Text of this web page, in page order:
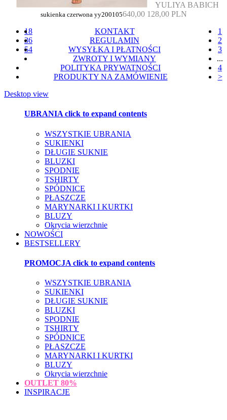
YULIYA BABICH
sukienka czerwona yy200105640,00 128,00 PLN
18
36
54
1
2
3
...
4
>
KONTAKT
REGULAMIN
WYSYŁKA I PŁATNOŚCI
ZWROTY I WYMIANY
POLITYKA PRYWATNOŚCI
PRODUKTY NA ZAMÓWIENIE
Desktop view
UBRANIA click to expand contents
WSZYSTKIE UBRANIA
SUKIENKI
DŁUGIE SUKNIE
BLUZKI
SPODNIE
TSHIRTY
SPÓDNICE
PŁASZCZE
MARYNARKI I KURTKI
BLUZY
Okrycia wierzchnie
NOWOŚCI
BESTSELLERY
PROMOCJA click to expand contents
WSZYSTKIE UBRANIA
SUKIENKI
DŁUGIE SUKNIE
BLUZKI
SPODNIE
TSHIRTY
SPÓDNICE
PŁASZCZE
MARYNARKI I KURTKI
BLUZY
Okrycia wierzchnie
OUTLET 80%
INSPIRACJE